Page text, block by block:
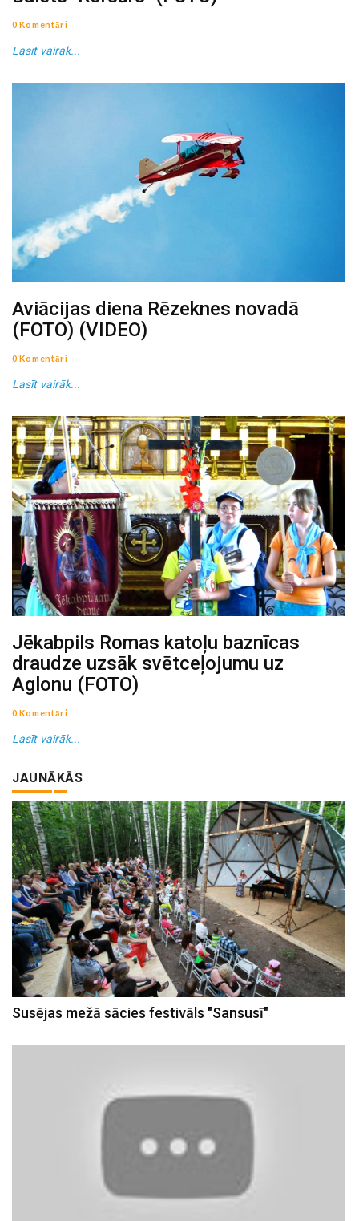
0 Komentāri
Lasīt vairāk...
Aviācijas diena Rēzeknes novadā
(FOTO) (VIDEO)
0 Komentāri
Lasīt vairāk...
Jēkabpils Romas katoļu baznīcas
draudze uzsāk svētceļojumu uz
Aglonu (FOTO)
0 Komentāri
Lasīt vairāk...
JAUNĀKĀS
Susējas mežā sācies festivāls "Sansusī"